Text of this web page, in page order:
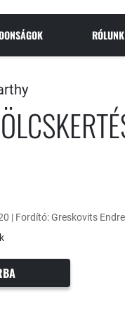
RÓLUNK
| Fordító: Greskovits